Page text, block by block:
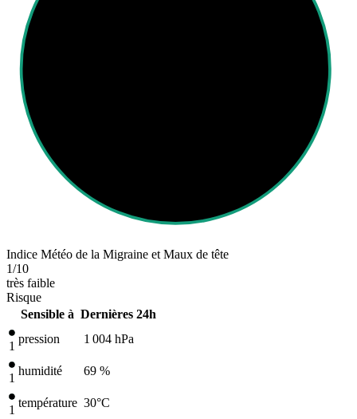
Indice Météo de la Migraine et Maux de tête
1/10
très faible
Risque
Sensible à Dernières 24h
1
pression 1 004 hPa
1
humidité 69 %
1
température 30°C